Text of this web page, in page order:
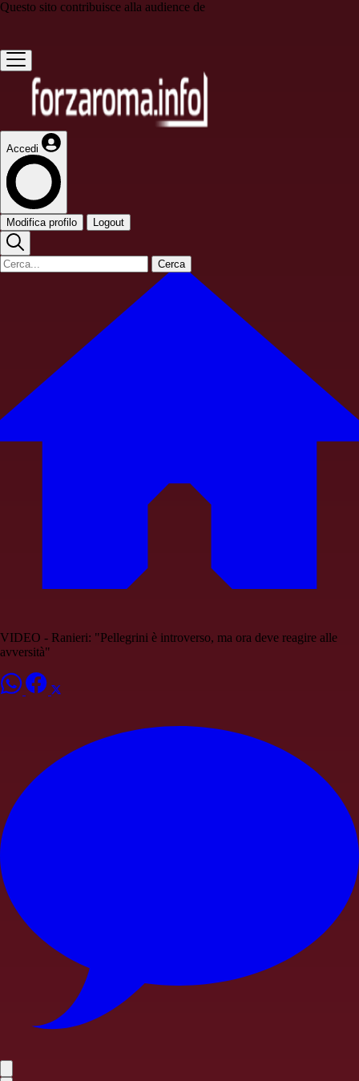
Questo sito contribuisce alla audience de
Accedi
Modifica profilo Logout
Cerca
VIDEO - Ranieri: "Pellegrini è introverso, ma ora deve reagire alle
avversità"